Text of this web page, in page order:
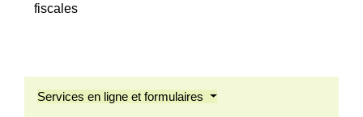
fiscales
Services en ligne et formulaires